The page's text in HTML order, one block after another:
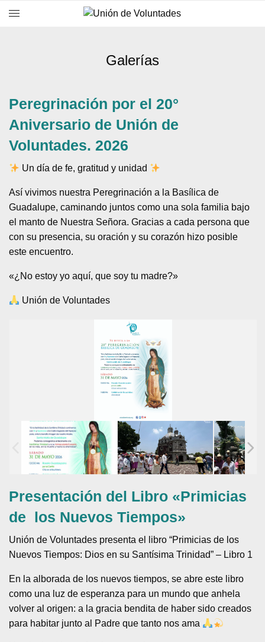
Galerías
Peregrinación por el 20°
Aniversario de Unión de
Voluntades. 2026
Un día de fe, gratitud y unidad
Así vivimos nuestra Peregrinación a la Basílica de
Guadalupe, caminando juntos como una sola familia bajo
el manto de Nuestra Señora. Gracias a cada persona que
con su presencia, su oración y su corazón hizo posible
este encuentro.
«¿No estoy yo aquí, que soy tu madre?»
Unión de Voluntades
Presentación del Libro «Primicias
de los Nuevos Tiempos»
Unión de Voluntades presenta el libro “Primicias de los
Nuevos Tiempos: Dios en su Santísima Trinidad” – Libro 1
En la alborada de los nuevos tiempos, se abre este libro
como una luz de esperanza para un mundo que anhela
volver al origen: a la gracia bendita de haber sido creados
para habitar junto al Padre que tanto nos ama